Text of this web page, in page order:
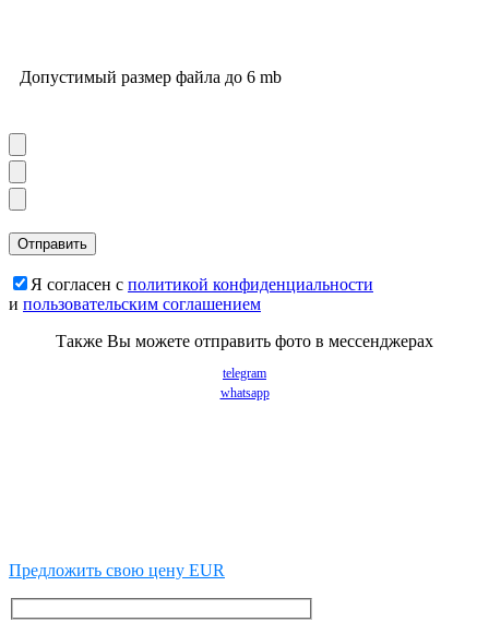
Допустимый размер файла до 6 mb
Я согласен с политикой конфиденциальности
и пользовательским соглашением
Также Вы можете отправить фото в мессенджерах
telegram
whatsapp
Предложить свою цену EUR